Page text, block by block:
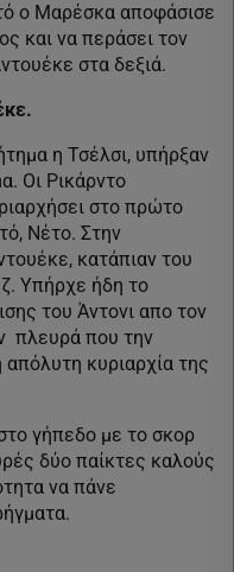
ο Μαρέσκα αποφάσισε
και να περάσει τον
στα δεξιά.
η Τσέλσι, υπήρξαν
Οι Ρικάρντο
στο πρώτο
Νέτο. Στην
κατάπιαν του
Υπήρχε ήδη το
του Άντονι απο τον
πλευρά που την
κυριαρχία της
γήπεδο με το σκορ
δύο παίκτες καλούς
να πάνε